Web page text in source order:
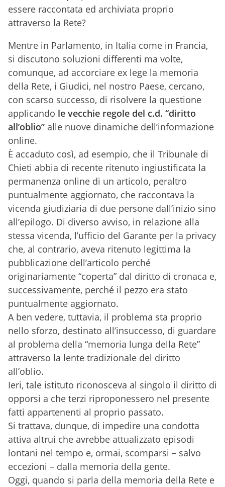
essere raccontata ed archiviata proprio
attraverso la Rete?
Mentre in Parlamento, in Italia come in Francia,
si discutono soluzioni differenti ma volte,
comunque, ad accorciare ex lege la memoria
della Rete, i Giudici, nel nostro Paese, cercano,
con scarso successo, di risolvere la questione
applicando le vecchie regole del c.d. “diritto
all’oblio” alle nuove dinamiche dell’informazione
online.
È accaduto così, ad esempio, che il Tribunale di
Chieti abbia di recente ritenuto ingiustificata la
permanenza online di un articolo, peraltro
puntualmente aggiornato, che raccontava la
vicenda giudiziaria di due persone dall’inizio sino
all’epilogo. Di diverso avviso, in relazione alla
stessa vicenda, l’ufficio del Garante per la privacy
che, al contrario, aveva ritenuto legittima la
pubblicazione dell’articolo perché
originariamente “coperta” dal diritto di cronaca e,
successivamente, perché il pezzo era stato
puntualmente aggiornato.
A ben vedere, tuttavia, il problema sta proprio
nello sforzo, destinato all’insuccesso, di guardare
al problema della “memoria lunga della Rete”
attraverso la lente tradizionale del diritto
all’oblio.
Ieri, tale istituto riconosceva al singolo il diritto di
opporsi a che terzi riproponessero nel presente
fatti appartenenti al proprio passato.
Si trattava, dunque, di impedire una condotta
attiva altrui che avrebbe attualizzato episodi
lontani nel tempo e, ormai, scomparsi – salvo
eccezioni – dalla memoria della gente.
Oggi, quando si parla della memoria della Rete e